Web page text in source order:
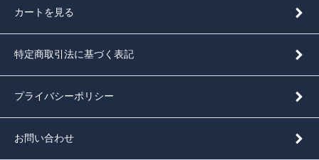
カートを見る
特定商取引法に基づく表記
プライバシーポリシー
お問い合わせ